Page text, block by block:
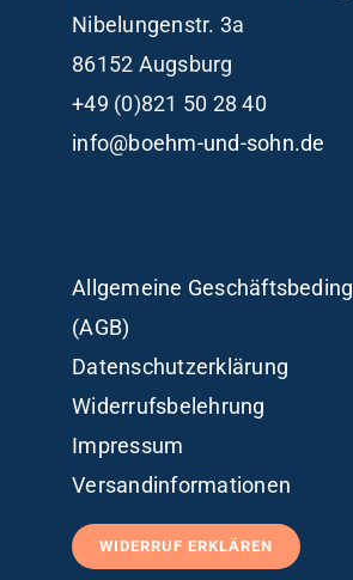
Nibelungenstr. 3a
86152 Augsburg
+49 (0)821 50 28 40
info@boehm-und-sohn.de
Allgemeine
(AGB)
Datenschutzerklärung
Widerrufsbelehrung
Impressum
Versandinformationen
WIDERRUF ERKLÄREN